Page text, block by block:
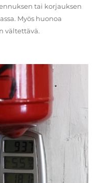
tai korjauksen
Myös huonoa
vältettävä.